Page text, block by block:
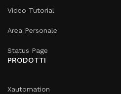
Video Tutorial
Area Personale
Status Page
PRODOTTI
Xautomation